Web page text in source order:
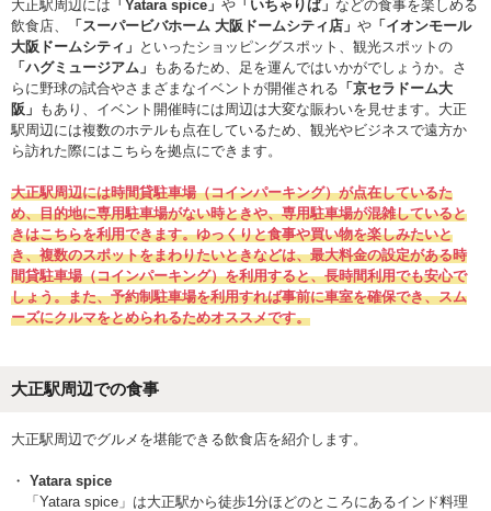
大正駅周辺には 「Yatara spice」 や 「いちゃりば」 などの食事を楽しめる
飲食店、
「スーパービバホーム 大阪ドームシティ店」 や 「イオンモール
大阪ドームシティ」 といったショッピングスポット、観光スポットの
「ハグミュージアム」 もあるため、足を運んではいかがでしょうか。さ
らに野球の試合やさまざまなイベントが開催される 「京セラドーム大
阪」 もあり、イベント開催時には周辺は大変な賑わいを見せます。大正
駅周辺には複数のホテルも点在しているため、観光やビジネスで遠方か
ら訪れた際にはこちらを拠点にできます。
大正駅周辺には時間貸駐車場（コインパーキング）が点在しているた
め、目的地に専用駐車場がない時ときや、専用駐車場が混雑していると
きはこちらを利用できます。ゆっくりと食事や買い物を楽しみたいと
き、複数のスポットをまわりたいときなどは、最大料金の設定がある時
間貸駐車場（コインパーキング）を利用すると、長時間利用でも安心で
しょう。また、予約制駐車場を利用すれば事前に車室を確保でき、スム
ーズにクルマをとめられるためオススメです。
大正駅周辺での食事
大正駅周辺でグルメを堪能できる飲食店を紹介します。
Yatara spice
「Yatara spice」は大正駅から徒歩1分ほどのところにあるインド料理